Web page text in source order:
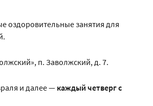
оздоровительные занятия для
п. Заволжский, д. 7.
и далее —каждый четверг с